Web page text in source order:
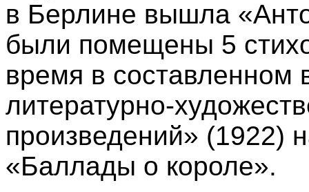
в Берлине вышла
были помещены 5
время в составленном
литературно-
произведений» (1922)
«Баллады о короле».